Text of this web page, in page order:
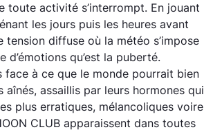
toute activité s’interrompt. En jouant
les jours puis les heures avant
tension diffuse où la météo s’impose
qu’est la puberté.
face à ce que le monde pourrait bien
assaillis par leurs hormones qui
plus erratiques, mélancoliques voire
CLUB apparaissent dans toutes